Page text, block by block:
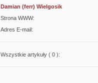
Damian (ferr) Wielgosik
Strona WWW:
Adres E-mail:
Wszystkie artykuły ( 0 ):